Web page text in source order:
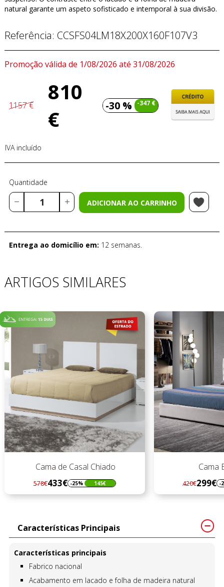
natural garante um aspeto sofisticado e intemporal à sua divisão.
Referência: CCSFS04LM18X200X160F107V3
Promoção válida de 1/08/2026 até 31/08/2026
1157 €
810
€
-30 % -347 €
IVA incluído
Quantidade
ADICIONAR AO CARRINHO
Entrega ao domicílio em: 12 semanas.
ARTIGOS SIMILARES
Cama de Casal Chiado
preço
433€ -25% 145€
Cama Estofada
preço
299€ -29% 121€
Características Principais
Características principais
Fabrico nacional
Acabamento em lacado e folha de madeira natural